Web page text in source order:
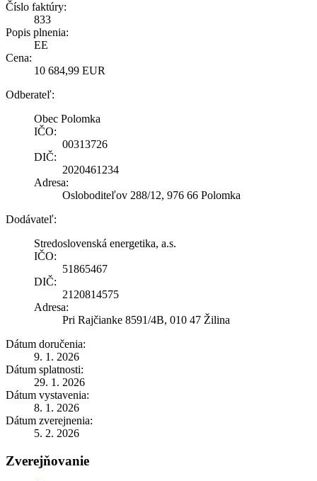
Číslo faktúry:
833
Popis plnenia:
EE
Cena:
10 684,99 EUR
Odberateľ:
Obec Polomka
IČO:
00313726
DIČ:
2020461234
Adresa:
Osloboditeľov 288/12, 976 66 Polomka
Dodávateľ:
Stredoslovenská energetika, a.s.
IČO:
51865467
DIČ:
2120814575
Adresa:
Pri Rajčianke 8591/4B, 010 47 Žilina
Dátum doručenia:
9. 1. 2026
Dátum splatnosti:
29. 1. 2026
Dátum vystavenia:
8. 1. 2026
Dátum zverejnenia:
5. 2. 2026
Zverejňovanie